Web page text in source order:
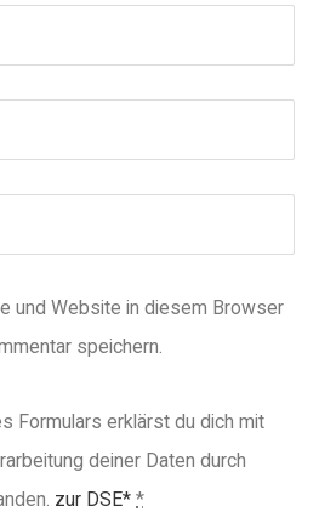
und Website in diesem Browser
speichern.
Formulars erklärst du dich mit
deiner Daten durch
zur DSE* *